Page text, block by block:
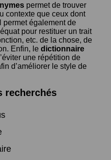
permet de trouver
contexte que ceux dont
permet également de
pour restituer un trait
etc. de la chose, de
Enfin, le dictionnaire
une répétition de
d’améliorer le style de
recherchés